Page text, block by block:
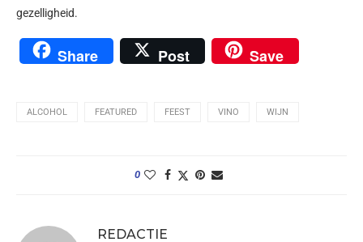
gezelligheid.
Share Post Save
ALCOHOL FEATURED FEEST VINO WIJN
0
REDACTIE